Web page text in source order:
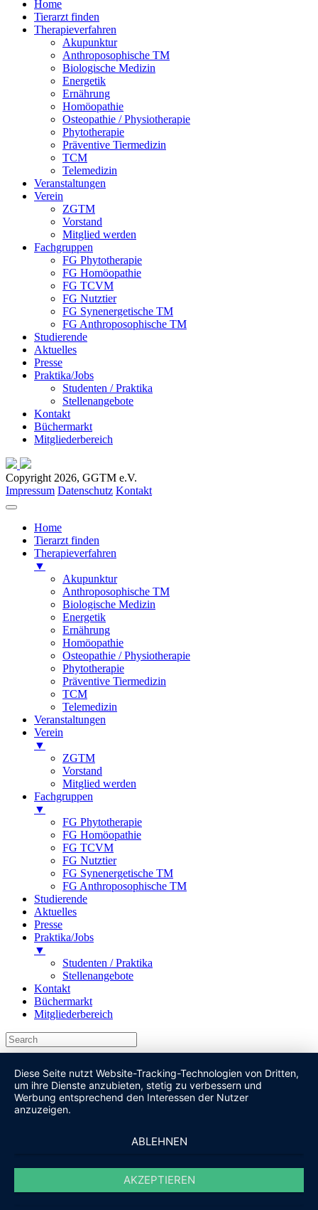
Home
Tierarzt finden
Therapieverfahren
Akupunktur
Anthroposophische TM
Biologische Medizin
Energetik
Ernährung
Homöopathie
Osteopathie / Physiotherapie
Phytotherapie
Präventive Tiermedizin
TCM
Telemedizin
Veranstaltungen
Verein
ZGTM
Vorstand
Mitglied werden
Fachgruppen
FG Phytotherapie
FG Homöopathie
FG TCVM
FG Nutztier
FG Synenergetische TM
FG Anthroposophische TM
Studierende
Aktuelles
Presse
Praktika/Jobs
Studenten / Praktika
Stellenangebote
Kontakt
Büchermarkt
Mitgliederbereich
Copyright 2026, GGTM e.V.
Impressum Datenschutz Kontakt
Home
Tierarzt finden
Therapieverfahren
▼
Akupunktur
Anthroposophische TM
Biologische Medizin
Energetik
Ernährung
Homöopathie
Osteopathie / Physiotherapie
Phytotherapie
Präventive Tiermedizin
TCM
Telemedizin
Veranstaltungen
Verein
▼
ZGTM
Vorstand
Mitglied werden
Fachgruppen
▼
FG Phytotherapie
FG Homöopathie
FG TCVM
FG Nutztier
FG Synenergetische TM
FG Anthroposophische TM
Studierende
Aktuelles
Presse
Praktika/Jobs
▼
Studenten / Praktika
Stellenangebote
Kontakt
Büchermarkt
Mitgliederbereich
Diese Seite nutzt Website-Tracking-Technologien von Dritten,
um ihre Dienste anzubieten, stetig zu verbessern und
Werbung entsprechend den Interessen der Nutzer
anzuzeigen.
ABLEHNEN
AKZEPTIEREN